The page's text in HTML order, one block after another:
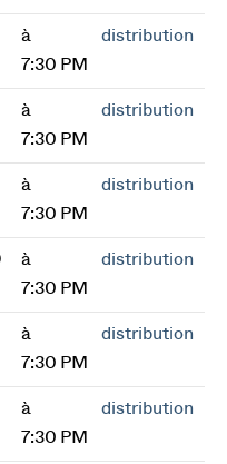
à
7:30 PM
distribution
à
7:30 PM
distribution
à
7:30 PM
distribution
à
7:30 PM
distribution
à
7:30 PM
distribution
à
7:30 PM
distribution